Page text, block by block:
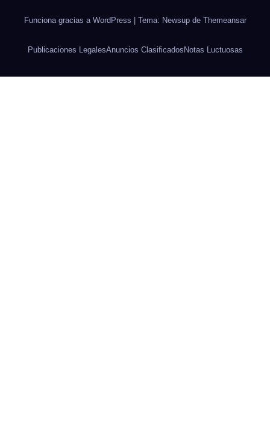
Funciona gracias a WordPress Tema: Newsup de Themeansar
Publicaciones LegalesAnuncios ClasificadosNotas Luctuosas